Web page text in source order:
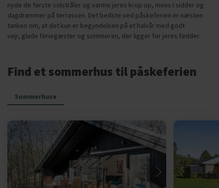
nyde de første solstråler og varme jeres krop op, mens I sidder og
dagdrømmer på terrassen. Det bedste ved påskeferien er næsten
tanken om, at det kun er begyndelsen på et halvår med godt
vejr, glade feriegæster og sommeren, der ligger for jeres fødder.
Find et sommerhus til påskeferien
Sommerhuse
Indlæser...